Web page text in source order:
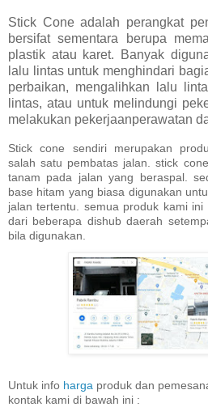
Stick Cone adalah perangkat
bersifat sementara berupa
plastik atau karet. Banyak
lalu lintas untuk menghindari
perbaikan, mengalihkan lalu
lintas, atau untuk melindungi
melakukan pekerjaanperawatan
Stick cone sendiri merupakan
salah satu pembatas jalan. stick
tanam pada jalan yang beraspal.
base hitam yang biasa digunakan
jalan tertentu. semua produk kami
dari beberapa dishub daerah
bila digunakan.
Untuk info harga produk dan
kontak kami di bawah ini :